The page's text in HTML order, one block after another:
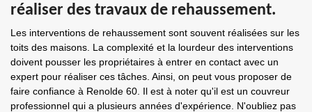
réaliser des travaux de rehaussement.
Les interventions de rehaussement sont souvent réalisées sur les
toits des maisons. La complexité et la lourdeur des interventions
doivent pousser les propriétaires à entrer en contact avec un
expert pour réaliser ces tâches. Ainsi, on peut vous proposer de
faire confiance à Renolde 60. Il est à noter qu'il est un couvreur
professionnel qui a plusieurs années d'expérience. N'oubliez pas